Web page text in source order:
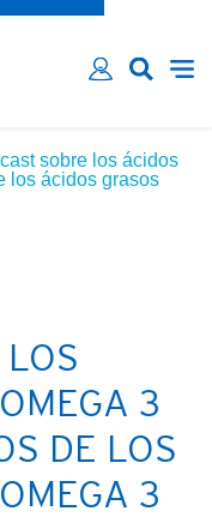
sobre los ácidos
los ácidos grasos
3
DE LOS
3